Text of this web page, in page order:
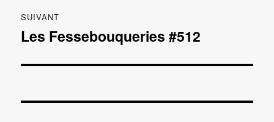
SUIVANT
Publication
Les Fessebouqueries #512